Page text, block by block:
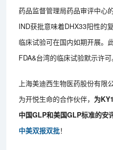
药品监督管理局药品审评中心
IND获批意味着DHX33阳性的
临床试验可在国内如期开展。
FDA&台湾的临床试验默示许可
上海美迪西生物医药股份有限
为开悦生命的合作伙伴， 为
中国GLP和美国GLP标准的安
中美双报双批！